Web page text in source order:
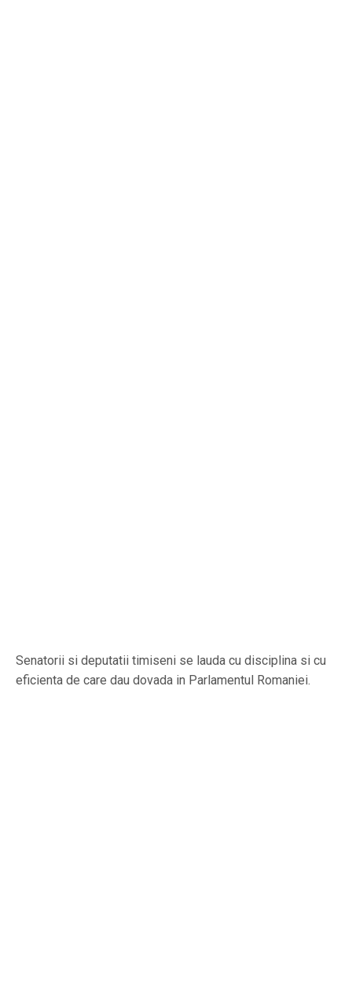
Senatorii si deputatii timiseni se lauda cu disciplina si cu
eficienta de care dau dovada in Parlamentul Romaniei.